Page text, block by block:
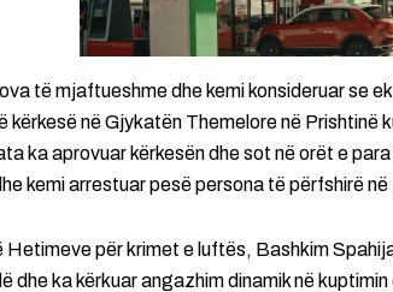
të mjaftueshme dhe kemi konsideruar se
kërkesë në Gjykatën Themelore në Prishtinë
ka aprovuar kërkesën dhe sot në orët e
kemi arrestuar pesë persona të përfshirë
Hetimeve për krimet e luftës, Bashkim
dhe ka kërkuar angazhim dinamik në